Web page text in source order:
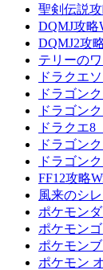
聖剣伝説
DQMJ攻略
DQMJ2攻
テリーの
ドラクエ
ドラゴン
ドラゴン
ドラクエ8
ドラゴン
ドラゴン
FF12攻略
風来のシ
ポケモン
ポケモン
ポケモン
ポケモン